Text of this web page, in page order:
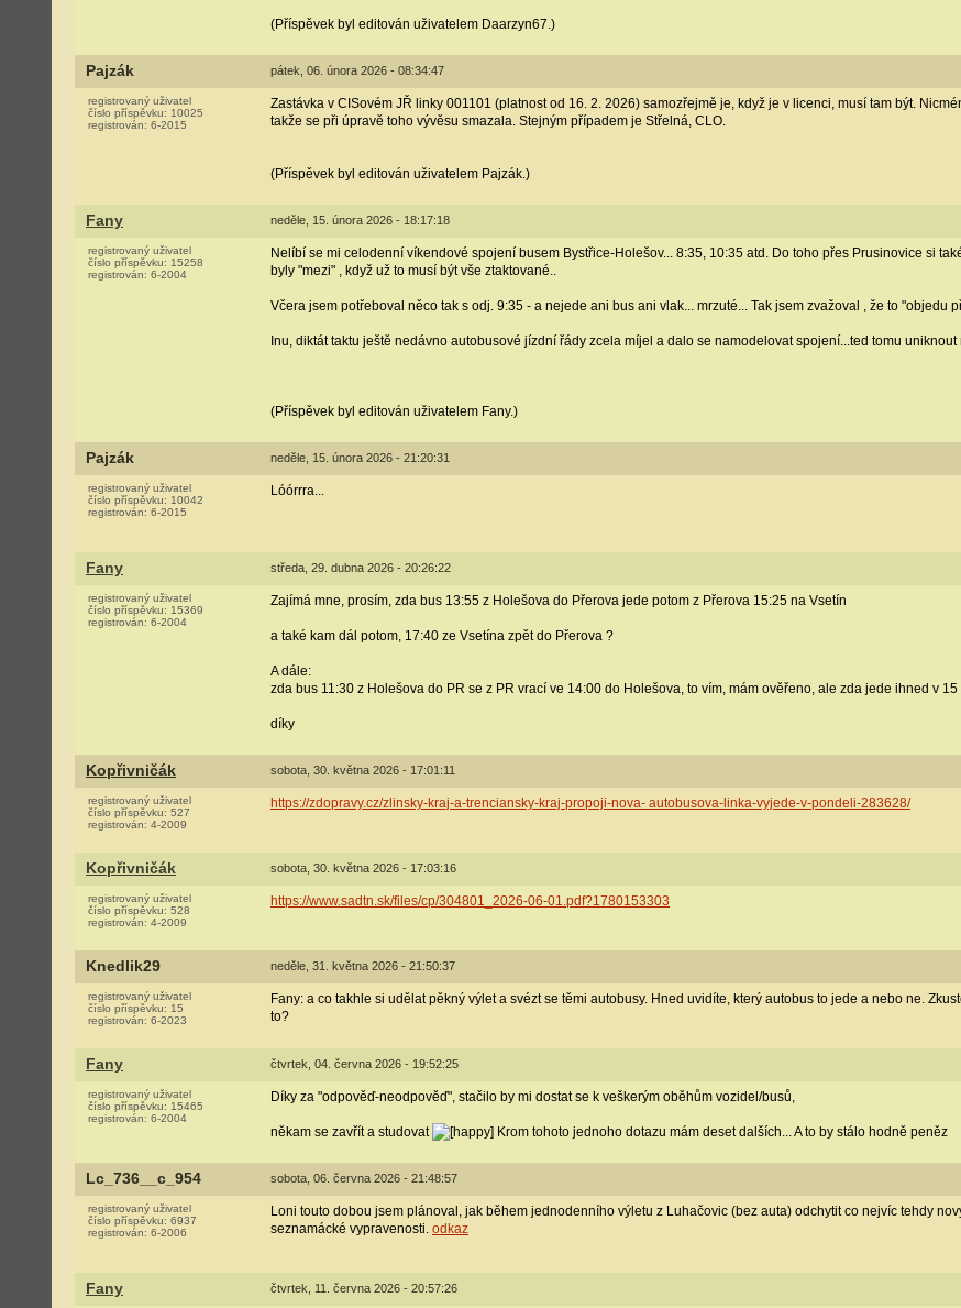
(Příspěvek byl editován uživatelem Daarzyn67.)
Pajzák pátek, 06. února 2026 - 08:34:47
registrovaný uživatel
číslo příspěvku: 10025
registrován: 6-2015
Zastávka v CISovém JŘ linky 001101 (platnost od 16. 2. 2026) samozřejmě je, když je v licenci, musí tam být.
takže se při úpravě toho vývěsu smazala. Stejným případem je Střelná, CLO.
(Příspěvek byl editován uživatelem Pajzák.)
Fany neděle, 15. února 2026 - 18:17:18
registrovaný uživatel
číslo příspěvku: 15258
registrován: 6-2004
Nelíbí se mi celodenní víkendové spojení busem Bystřice-Holešov... 8:35, 10:35 atd. Do toho přes Prusinovice si
byly "mezi" , když už to musí být vše ztaktované..
Včera jsem potřeboval něco tak s odj. 9:35 - a nejede ani bus ani vlak... mrzuté... Tak jsem zvažoval , že to "objedu
Inu, diktát taktu ještě nedávno autobusové jízdní řády zcela míjel a dalo se namodelovat spojení...ted tomu
(Příspěvek byl editován uživatelem Fany.)
Pajzák neděle, 15. února 2026 - 21:20:31
registrovaný uživatel
číslo příspěvku: 10042
registrován: 6-2015
Lóórrra...
Fany středa, 29. dubna 2026 - 20:26:22
registrovaný uživatel
číslo příspěvku: 15369
registrován: 6-2004
Zajímá mne, prosím, zda bus 13:55 z Holešova do Přerova jede potom z Přerova 15:25 na Vsetín
a také kam dál potom, 17:40 ze Vsetína zpět do Přerova ?
A dále:
zda bus 11:30 z Holešova do PR se z PR vrací ve 14:00 do Holešova, to vím, mám ověřeno, ale zda jede ihned v
díky
Kopřivničák sobota, 30. května 2026 - 17:01:11
registrovaný uživatel
číslo příspěvku: 527
registrován: 4-2009
https://zdopravy.cz/zlinsky-kraj-a-trenciansky-kraj-propoji-nova- autobusova-linka-vyjede-v-pondeli-283628/
Kopřivničák sobota, 30. května 2026 - 17:03:16
registrovaný uživatel
číslo příspěvku: 528
registrován: 4-2009
https://www.sadtn.sk/files/cp/304801_2026-06-01.pdf?1780153303
Knedlik29 neděle, 31. května 2026 - 21:50:37
registrovaný uživatel
číslo příspěvku: 15
registrován: 6-2023
Fany: a co takhle si udělat pěkný výlet a svézt se těmi autobusy. Hned uvidíte, který autobus to jede a nebo ne.
to?
Fany čtvrtek, 04. června 2026 - 19:52:25
registrovaný uživatel
číslo příspěvku: 15465
registrován: 6-2004
Díky za "odpověď-neodpověď", stačilo by mi dostat se k veškerým oběhům vozidel/busů,
někam se zavřít a studovat Krom tohoto jednoho dotazu mám deset dalších... A to by stálo hodně peněz
Lc_736__c_954 sobota, 06. června 2026 - 21:48:57
registrovaný uživatel
číslo příspěvku: 6937
registrován: 6-2006
Loni touto dobou jsem plánoval, jak během jednodenního výletu z Luhačovic (bez auta) odchytit co nejvíc tehdy
seznamácké vypravenosti. odkaz
Fany čtvrtek, 11. června 2026 - 20:57:26